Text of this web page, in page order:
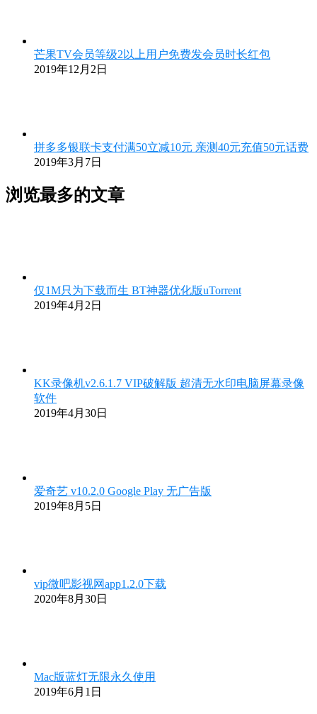
芒果TV会员等级2以上用户免费发会员时长红包
2019年12月2日
拼多多银联卡支付满50立减10元 亲测40元充值50元话费
2019年3月7日
浏览最多的文章
仅1M只为下载而生 BT神器优化版uTorrent
2019年4月2日
KK录像机v2.6.1.7 VIP破解版 超清无水印电脑屏幕录像
软件
2019年4月30日
爱奇艺 v10.2.0 Google Play 无广告版
2019年8月5日
vip微吧影视网app1.2.0下载
2020年8月30日
Mac版蓝灯无限永久使用
2019年6月1日